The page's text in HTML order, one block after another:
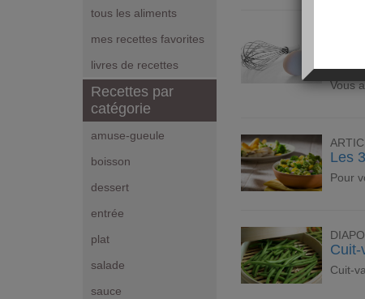
tous les aliments
mes recettes favorites
livres de recettes
Recettes par
catégorie
amuse-gueule
boisson
dessert
entrée
plat
salade
sauce
les
Vous
Les
Pour
Cuit-
Cuit-